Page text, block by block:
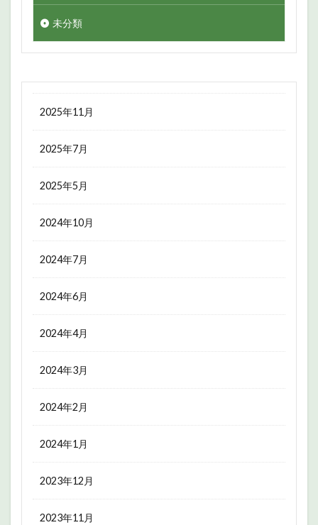
未分類
2025年11月
2025年7月
2025年5月
2024年10月
2024年7月
2024年6月
2024年4月
2024年3月
2024年2月
2024年1月
2023年12月
2023年11月